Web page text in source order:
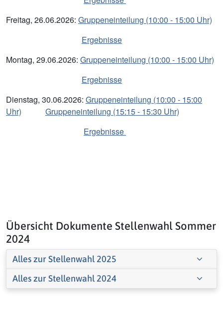
Freitag, 26.06.2026: Gruppeneinteilung (10:00 - 15:00 Uhr)
Ergebnisse
Montag, 29.06.2026: Gruppeneinteilung (10:00 - 15:00 Uhr)
Ergebnisse
Dienstag, 30.06.2026: Gruppeneinteilung (10:00 - 15:00
Uhr)
Gruppeneinteilung (15:15 - 15:30 Uhr)
Ergebnisse
Übersicht Dokumente Stellenwahl Sommer
2024
Alles zur Stellenwahl 2025
Alles zur Stellenwahl 2024